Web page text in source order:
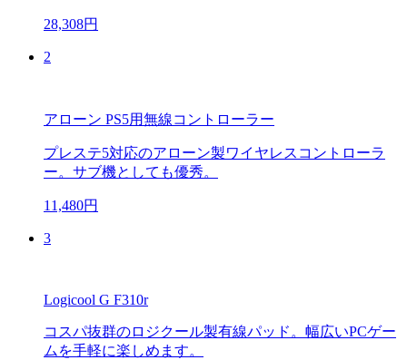
28,308円
2
アローン PS5用無線コントローラー
プレステ5対応のアローン製ワイヤレスコントローラ
ー。サブ機としても優秀。
11,480円
3
Logicool G F310r
コスパ抜群のロジクール製有線パッド。幅広いPCゲー
ムを手軽に楽しめます。